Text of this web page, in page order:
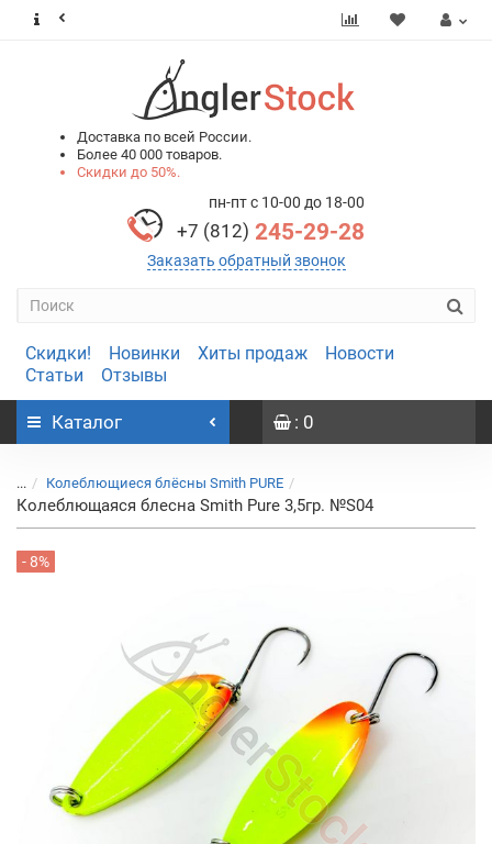
Доставка по всей России.
Более 40 000 товаров.
Скидки до 50%.
пн-пт с 10-00 до 18-00
+7 (812) 245-29-28
Заказать обратный звонок
Скидки! Новинки Хиты продаж
Новости
Статьи
Отзывы
Каталог : 0
... Колеблющиеся блёсны Smith PURE
Колеблющаяся блесна Smith Pure 3,5гр. №S04
- 8%